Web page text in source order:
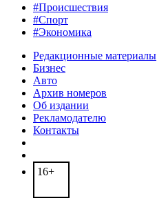
#Происшествия
#Спорт
#Экономика
Редакционные материалы
Бизнес
Авто
Архив номеров
Об издании
Рекламодателю
Контакты
16+